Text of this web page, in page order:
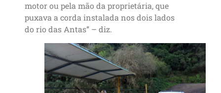
motor ou pela mão da proprietária, que
puxava a corda instalada nos dois lados
do rio das Antas” – diz.